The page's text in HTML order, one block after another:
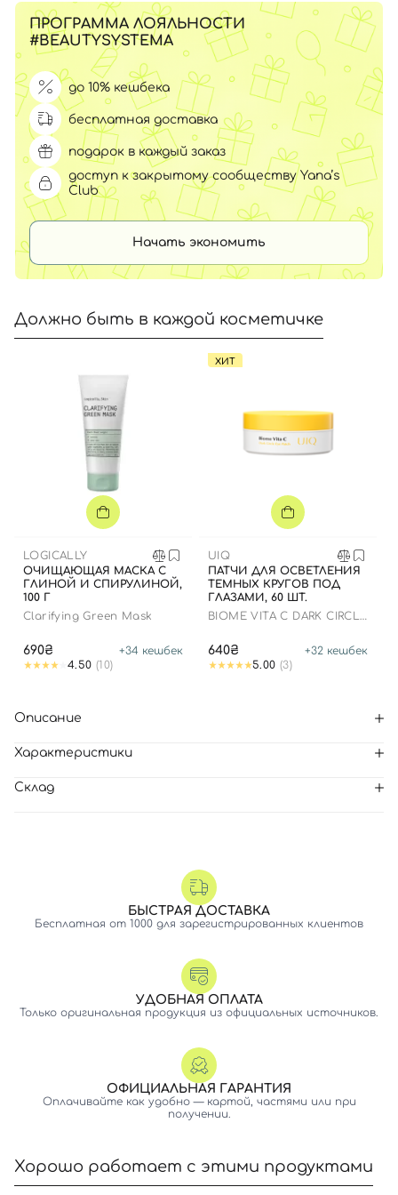
ПРОГРАММА ЛОЯЛЬНОСТИ
#BEAUTYSYSTEMA
до 10% кешбека
бесплатная доставка
подарок в каждый заказ
доступ к закрытому сообществу Yana’s
Club
Начать экономить
Должно быть в каждой косметичке
LOGICALLY
ОЧИЩАЮЩАЯ МАСКА С
ГЛИНОЙ И СПИРУЛИНОЙ,
100 Г
Clarifying Green Mask
690₴ +34 кешбек
4.50 (10)
ХИТ
UIQ
ПАТЧИ ДЛЯ ОСВЕТЛЕНИЯ
ТЕМНЫХ КРУГОВ ПОД
ГЛАЗАМИ, 60 ШТ.
BIOME VITA C DARK CIRCLE
640₴ +32 кешбек
5.00 (3)
Описание
Характеристики
Склад
БЫСТРАЯ ДОСТАВКА
Бесплатная от 1000 для зарегистрированных клиентов
УДОБНАЯ ОПЛАТА
Только оригинальная продукция из официальных источников.
ОФИЦИАЛЬНАЯ ГАРАНТИЯ
Оплачивайте как удобно — картой, частями или при
получении.
Хорошо работает с этими продуктами